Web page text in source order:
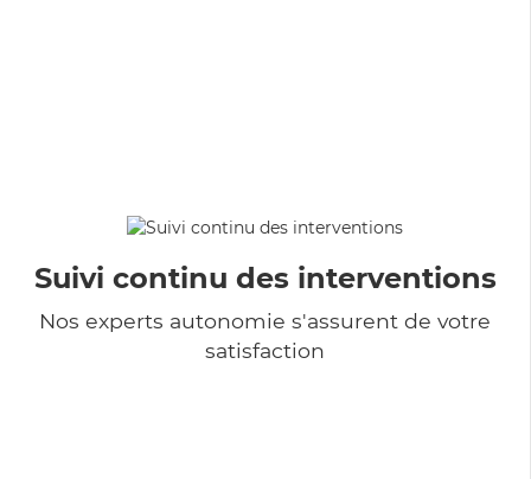
Suivi continu des interventions
Nos experts autonomie s'assurent de votre
satisfaction